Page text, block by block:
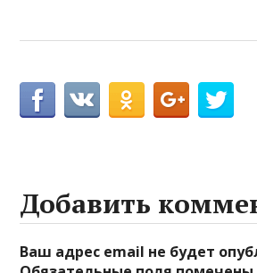
Добавить
Ваш адрес email не будет